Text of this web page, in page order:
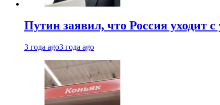
Путин заявил, что Россия
3 года ago3 года ago